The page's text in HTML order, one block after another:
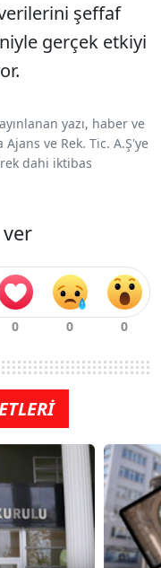
şeffaf
gerçek etkiyi
yazı, haber ve
ve Rek. Tic. A.Ş'ye
dahi iktibas